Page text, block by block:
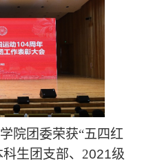
院团委荣获“五四红
科生团支部、2021级